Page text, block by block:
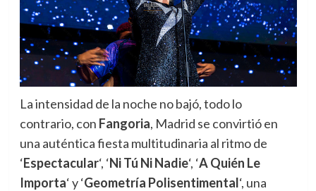
La intensidad de la noche no bajó, todo lo
contrario, con Fangoria, Madrid se convirtió en
una auténtica fiesta multitudinaria al ritmo de
‘Espectacular‘, ‘Ni Tú Ni Nadie‘, ‘A Quién Le
Importa‘ y ‘Geometría Polisentimental‘, una